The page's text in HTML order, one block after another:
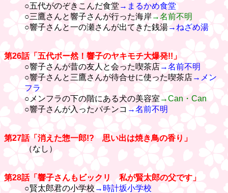
○五代がのぞきこんだ食堂 →まるかめ食堂
○三鷹さんと響子さんが行った海岸 →名前不明
○響子さんと一の瀬さんが出てきた銭湯→ねざめ湯
第26話「五代ボー然！響子のヤキモチ大爆発!!」
○響子さんが昔の友人と会った喫茶店→名前不明
○響子さんと三鷹さんが待合せに使った喫茶店→メン
フラ
○メンフラの下の階にある犬の美容室 →Can・Can
○響子さんが入ったパチンコ →名前不明
第27話「消えた惣一郎!? 思い出は焼き鳥の香り」
（なし）
第28話「響子さんもビックリ 私が賢太郎の父です」
○賢太郎君の小学校 →時計坂小学校